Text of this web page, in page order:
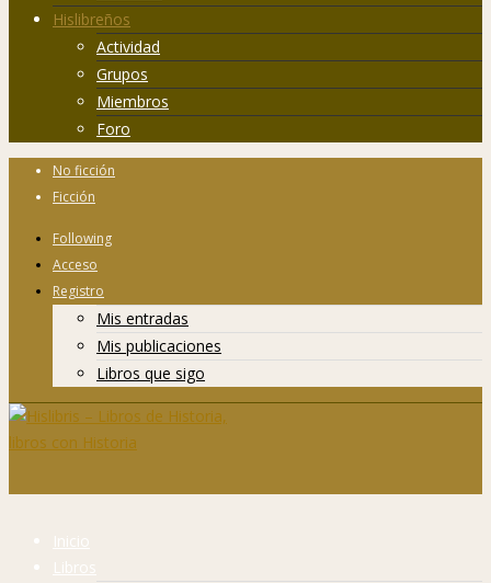
Hislibreños
Actividad
Grupos
Miembros
Foro
No ficción
Ficción
Following
Acceso
Registro
Mis entradas
Mis publicaciones
Libros que sigo
Inicio
Libros